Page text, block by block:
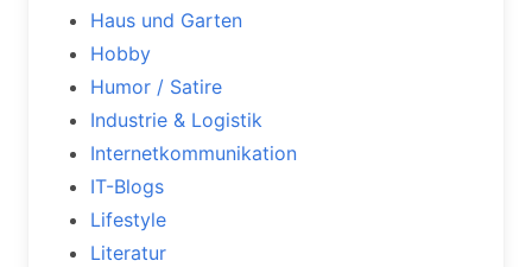
Haus und Garten
Hobby
Humor / Satire
Industrie & Logistik
Internetkommunikation
IT-Blogs
Lifestyle
Literatur